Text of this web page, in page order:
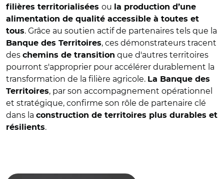
filières territorialisées ou
la production d’une
alimentation de qualité accessible à toutes et
tous. Grâce au soutien actif de partenaires tels que la
Banque des Territoires, ces démonstrateurs tracent
des chemins de transition que d'autres territoires
pourront s'approprier pour accélérer durablement la
transformation de la filière agricole. La Banque des
Territoires, par son accompagnement opérationnel
et stratégique, confirme son rôle de partenaire clé
dans la construction de territoires plus durables et
résilients.